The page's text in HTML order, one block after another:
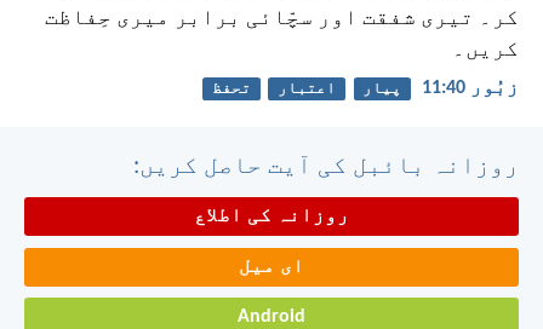
کر۔ تیری شفقت اور سچّائی برابر میری حِفاظت
کریں۔
زبُور 40:‏11 پیار اعتبار تحفظ
روزانہ بائبل کی آیت حاصل کریں:
روزانہ کی اطلاع
ای میل
Android